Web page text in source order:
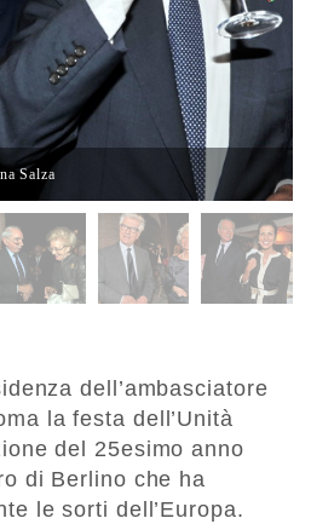
Salza
dell’ambasciatore
la festa dell’Unità
del 25esimo anno
di Berlino che ha
le sorti dell’Europa.